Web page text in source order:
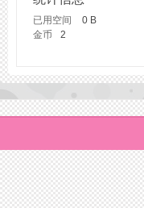
已用空间 0 B
金币
2